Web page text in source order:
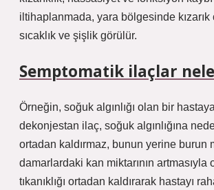
iltihaplanmada, yara bölgesinde kızarık
sıcaklık ve şişlik görülür.
Semptomatik ilaçlar
Örneğin, soğuk algınlığı olan bir
dekonjestan ilaç, soğuk algınlığına
ortadan kaldırmaz, bunun yerine burun
damarlardaki kan miktarının
tıkanıklığı ortadan kaldırarak hastayı